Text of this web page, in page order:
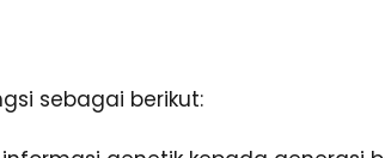
sebagai berikut: